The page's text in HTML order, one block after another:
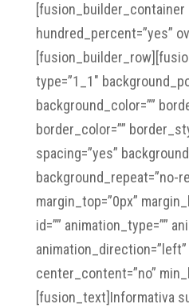
[fusion_builder_container
hundred_percent=”yes”
type=”1_1″
background_color=””
border_color=””
spacing=”yes”
background_repeat=”no-
margin_top=”0px”
id=”” animation_type=””
animation_direction=”left”
center_content=”no”
[fusion_text]Informativa